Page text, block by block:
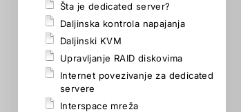
Šta je dedicated server?
Daljinska kontrola napajanja
Daljinski KVM
Upravljanje RAID diskovima
Internet povezivanje za dedicated
servere
Interspace mreža